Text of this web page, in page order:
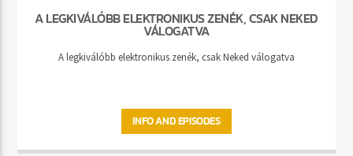
A LEGKIVÁLÓBB ELEKTRONIKUS ZENÉK, CSAK NEKED
VÁLOGATVA
A legkiválóbb elektronikus zenék, csak Neked válogatva
INFO AND EPISODES